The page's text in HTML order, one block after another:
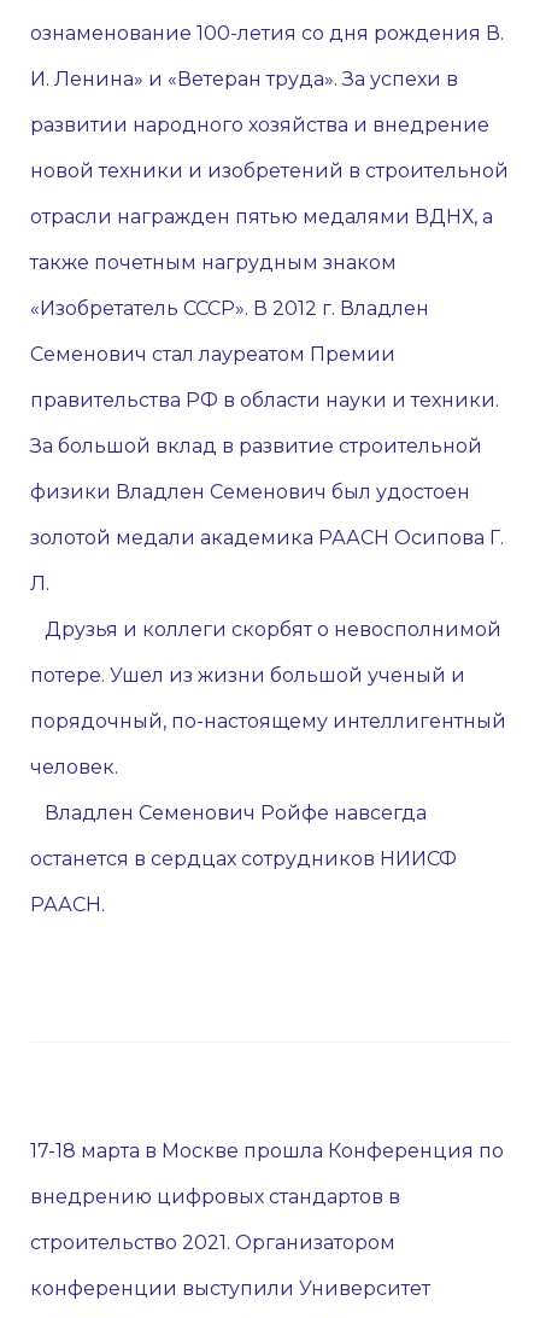
ознаменование 100-летия со дня рождения В.
И. Ленина» и «Ветеран труда». За успехи в
развитии народного хозяйства и внедрение
новой техники и изобретений в строительной
отрасли награжден пятью медалями ВДНХ, а
также почетным нагрудным знаком
«Изобретатель СССР». В 2012 г. Владлен
Семенович стал лауреатом Премии
правительства РФ в области науки и техники.
За большой вклад в развитие строительной
физики Владлен Семенович был удостоен
золотой медали академика РААСН Осипова Г.
Л.
Друзья и коллеги скорбят о невосполнимой
потере. Ушел из жизни большой ученый и
порядочный, по-настоящему интеллигентный
человек.
Владлен Семенович Ройфе навсегда
останется в сердцах сотрудников НИИСФ
РААСН.
17-18 марта в Москве прошла Конференция по
внедрению цифровых стандартов в
строительство 2021. Организатором
конференции выступили Университет